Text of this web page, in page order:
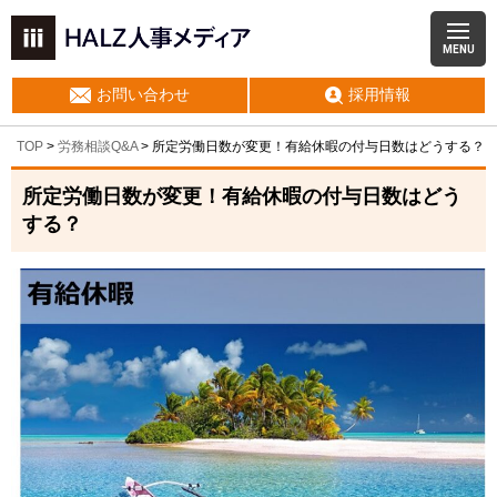
MENU
お問い合わせ 採用情報
TOP > 労務相談Q&A> 所定労働日数が変更！有給休暇の付与日数はどうする？
所定労働日数が変更！有給休暇の付与日数はどう
する？